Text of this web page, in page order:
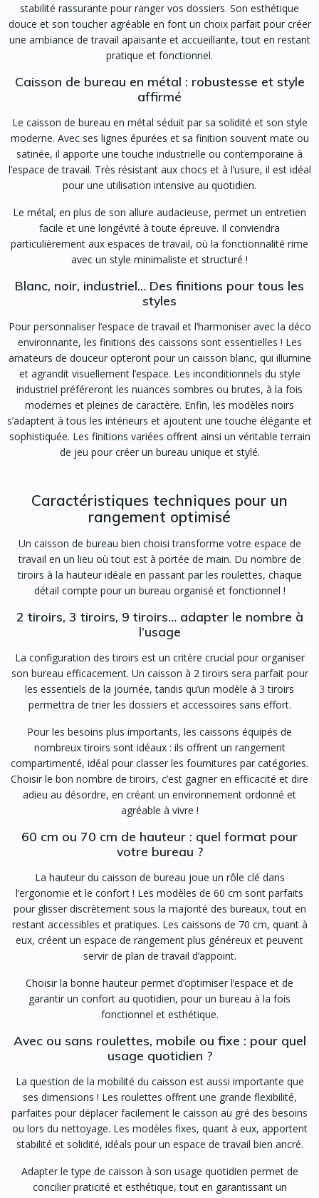
stabilité rassurante pour ranger vos dossiers. Son esthétique
douce et son toucher agréable en font un choix parfait pour créer
une ambiance de travail apaisante et accueillante, tout en restant
pratique et fonctionnel.
Caisson de bureau en métal : robustesse et style
affirmé
Le caisson de bureau en métal séduit par sa solidité et son style
moderne. Avec ses lignes épurées et sa finition souvent mate ou
satinée, il apporte une touche industrielle ou contemporaine à
l’espace de travail. Très résistant aux chocs et à l’usure, il est idéal
pour une utilisation intensive au quotidien.
Le métal, en plus de son allure audacieuse, permet un entretien
facile et une longévité à toute épreuve. Il conviendra
particulièrement aux espaces de travail, où la fonctionnalité rime
avec un style minimaliste et structuré !
Blanc, noir, industriel… Des finitions pour tous les
styles
Pour personnaliser l’espace de travail et l’harmoniser avec la déco
environnante, les finitions des caissons sont essentielles ! Les
amateurs de douceur opteront pour un caisson blanc, qui illumine
et agrandit visuellement l’espace. Les inconditionnels du style
industriel préféreront les nuances sombres ou brutes, à la fois
modernes et pleines de caractère. Enfin, les modèles noirs
s’adaptent à tous les intérieurs et ajoutent une touche élégante et
sophistiquée. Les finitions variées offrent ainsi un véritable terrain
de jeu pour créer un bureau unique et stylé.
Caractéristiques techniques pour un
rangement optimisé
Un caisson de bureau bien choisi transforme votre espace de
travail en un lieu où tout est à portée de main. Du nombre de
tiroirs à la hauteur idéale en passant par les roulettes, chaque
détail compte pour un bureau organisé et fonctionnel !
2 tiroirs, 3 tiroirs, 9 tiroirs… adapter le nombre à
l’usage
La configuration des tiroirs est un critère crucial pour organiser
son bureau efficacement. Un caisson à 2 tiroirs sera parfait pour
les essentiels de la journée, tandis qu’un modèle à 3 tiroirs
permettra de trier les dossiers et accessoires sans effort.
Pour les besoins plus importants, les caissons équipés de
nombreux tiroirs sont idéaux : ils offrent un rangement
compartimenté, idéal pour classer les fournitures par catégories.
Choisir le bon nombre de tiroirs, c’est gagner en efficacité et dire
adieu au désordre, en créant un environnement ordonné et
agréable à vivre !
60 cm ou 70 cm de hauteur : quel format pour
votre bureau ?
La hauteur du caisson de bureau joue un rôle clé dans
l’ergonomie et le confort ! Les modèles de 60 cm sont parfaits
pour glisser discrètement sous la majorité des bureaux, tout en
restant accessibles et pratiques. Les caissons de 70 cm, quant à
eux, créent un espace de rangement plus généreux et peuvent
servir de plan de travail d’appoint.
Choisir la bonne hauteur permet d’optimiser l’espace et de
garantir un confort au quotidien, pour un bureau à la fois
fonctionnel et esthétique.
Avec ou sans roulettes, mobile ou fixe : pour quel
usage quotidien ?
La question de la mobilité du caisson est aussi importante que
ses dimensions ! Les roulettes offrent une grande flexibilité,
parfaites pour déplacer facilement le caisson au gré des besoins
ou lors du nettoyage. Les modèles fixes, quant à eux, apportent
stabilité et solidité, idéals pour un espace de travail bien ancré.
Adapter le type de caisson à son usage quotidien permet de
concilier praticité et esthétique, tout en garantissant un